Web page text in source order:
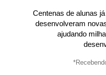
Centenas de alunas
desenvolveram
ajudando